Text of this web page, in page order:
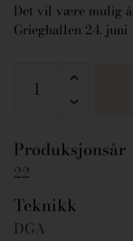
Det vil være mulig
Grieghallen 24. juni
Produksjonsår
22
Teknikk
DGA